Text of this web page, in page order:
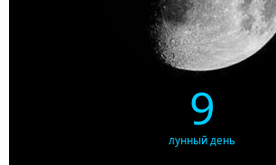
9
лунный день